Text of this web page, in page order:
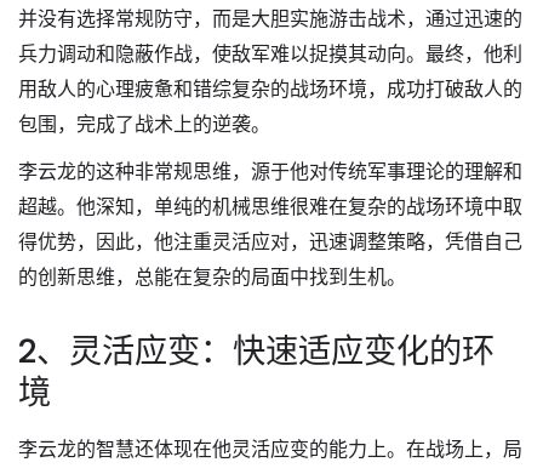
并没有选择常规防守，而是大胆实施游击战术，通过迅速的
兵力调动和隐蔽作战，使敌军难以捉摸其动向。最终，他利
用敌人的心理疲惫和错综复杂的战场环境，成功打破敌人的
包围，完成了战术上的逆袭。
李云龙的这种非常规思维，源于他对传统军事理论的理解和
超越。他深知，单纯的机械思维很难在复杂的战场环境中取
得优势，因此，他注重灵活应对，迅速调整策略，凭借自己
的创新思维，总能在复杂的局面中找到生机。
2、灵活应变：快速适应变化的环
境
李云龙的智慧还体现在他灵活应变的能力上。在战场上，局